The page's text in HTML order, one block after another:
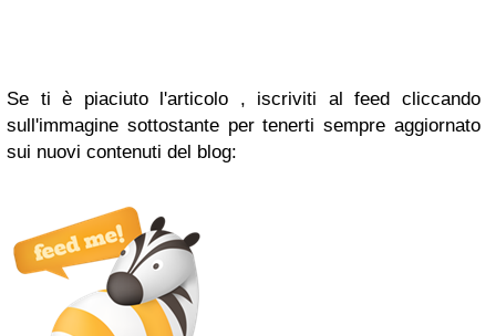
Se ti è piaciuto l'articolo , iscriviti al feed cliccando
sull'immagine sottostante per tenerti sempre aggiornato
sui nuovi contenuti del blog: